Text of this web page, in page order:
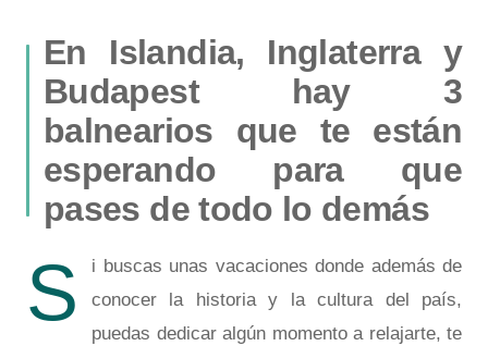
En Islandia, Inglaterra y
Budapest hay 3
balnearios que te están
esperando para que
pases de todo lo demás
S
i buscas unas vacaciones donde además de
conocer la historia y la cultura del país,
puedas dedicar algún momento a relajarte, te